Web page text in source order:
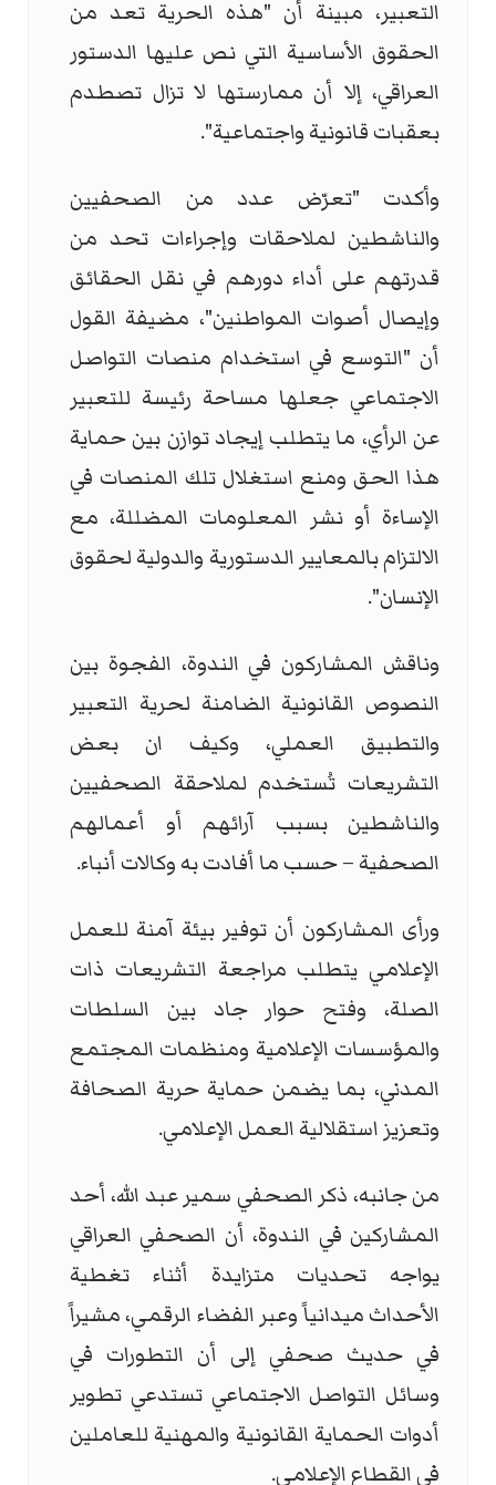
التعبير، مبينة أن "هذه الحرية تعد من
الحقوق الأساسية التي نص عليها الدستور
العراقي، إلا أن ممارستها لا تزال تصطدم
بعقبات قانونية واجتماعية".
وأكدت "تعرّض عدد من الصحفيين
والناشطين لملاحقات وإجراءات تحد من
قدرتهم على أداء دورهم في نقل الحقائق
وإيصال أصوات المواطنين"، مضيفة القول
أن "التوسع في استخدام منصات التواصل
الاجتماعي جعلها مساحة رئيسة للتعبير
عن الرأي، ما يتطلب إيجاد توازن بين حماية
هذا الحق ومنع استغلال تلك المنصات في
الإساءة أو نشر المعلومات المضللة، مع
الالتزام بالمعايير الدستورية والدولية لحقوق
الإنسان".
وناقش المشاركون في الندوة، الفجوة بين
النصوص القانونية الضامنة لحرية التعبير
والتطبيق العملي، وكيف ان بعض
التشريعات تُستخدم لملاحقة الصحفيين
والناشطين بسبب آرائهم أو أعمالهم
الصحفية – حسب ما أفادت به وكالات أنباء.
ورأى المشاركون أن توفير بيئة آمنة للعمل
الإعلامي يتطلب مراجعة التشريعات ذات
الصلة، وفتح حوار جاد بين السلطات
والمؤسسات الإعلامية ومنظمات المجتمع
المدني، بما يضمن حماية حرية الصحافة
وتعزيز استقلالية العمل الإعلامي.
من جانبه، ذكر الصحفي سمير عبد الله، أحد
المشاركين في الندوة، أن الصحفي العراقي
يواجه تحديات متزايدة أثناء تغطية
الأحداث ميدانياً وعبر الفضاء الرقمي، مشيراً
في حديث صحفي إلى أن التطورات في
وسائل التواصل الاجتماعي تستدعي تطوير
أدوات الحماية القانونية والمهنية للعاملين
في القطاع الإعلامي.